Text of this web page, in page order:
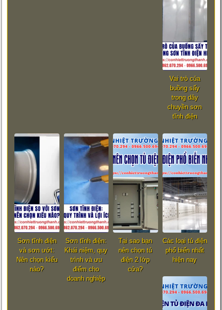
Vai trò của
buồng sấy
trong dây
chuyền sơn
tĩnh điện
Sơn tĩnh điện
và sơn ướt:
Nên chọn kiểu
nào?
Sơn tĩnh điện:
Khái niệm, quy
trình và ưu
điểm cho
doanh nghiệp
Tại sao bạn
nên chọn tủ
điện 2 lớp
cửa?
Các loại tủ điện
phổ biến nhất
hiện nay